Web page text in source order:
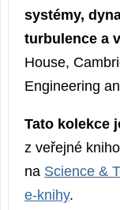
systémy,
turbulence a
House,
Engineering
Tato kolekce
z veřejné
na Science &
e-knihy.